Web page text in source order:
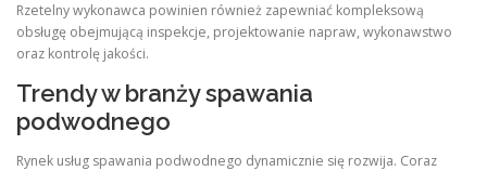
Rzetelny wykonawca powinien również zapewniać kompleksową
obsługę obejmującą inspekcje, projektowanie napraw, wykonawstwo
oraz kontrolę jakości.
Trendy w branży spawania
podwodnego
Rynek usług spawania podwodnego dynamicznie się rozwija. Coraz